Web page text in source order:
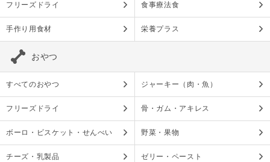
フリーズドライ 食事療法食
手作り用食材 栄養プラス
おやつ
すべてのおやつ ジャーキー（肉・魚）
フリーズドライ 骨・ガム・アキレス
ボーロ・ビスケット・せんべい 野菜・果物
チーズ・乳製品 ゼリー・ペースト